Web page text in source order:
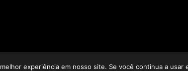
experiência em nosso site. Se você continua a